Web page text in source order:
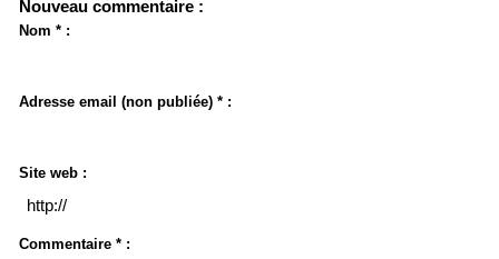
Nouveau commentaire :
Nom * :
Adresse email (non publiée) * :
Site web :
Commentaire * :